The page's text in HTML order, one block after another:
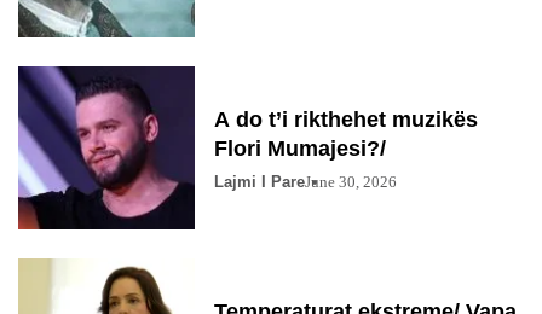
A do t’i rikthehet muzikës
Flori Mumajesi?/
Lajmi I PareJune 30, 2026